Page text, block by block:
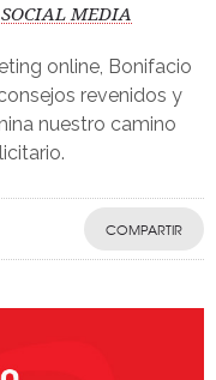
SOCIAL MEDIA
online, Bonifacio
revenidos y
nuestro camino
COMPARTIR